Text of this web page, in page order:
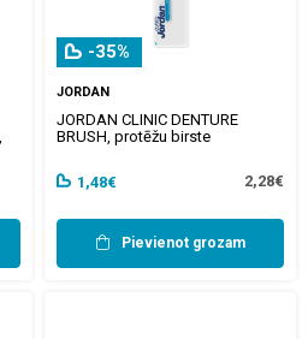
-35%
JORDAN
JORDAN CLINIC DENTURE
BRUSH, protēžu birste
1,48€ 2,28€
Pievienot grozam